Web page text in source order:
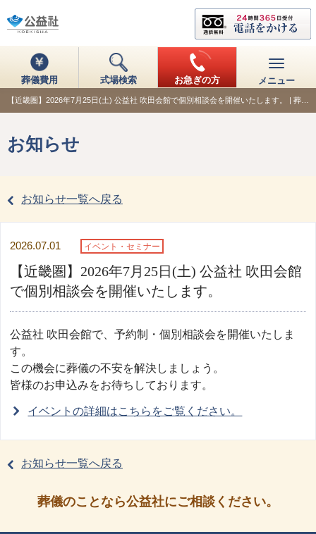
葬儀費用 式場検索 お急ぎの方 メニュー
【近畿圏】2026年7月25日(土) 公益社 吹田会館で個別相談会を開催いたします。 | 葬…
お知らせ
お知らせ一覧へ戻る
2026.07.01 イベント・セミナー
【近畿圏】2026年7月25日(土) 公益社 吹田会館
で個別相談会を開催いたします。
公益社 吹田会館で、予約制・個別相談会を開催いたしま
す。
この機会に葬儀の不安を解決しましょう。
皆様のお申込みをお待ちしております。
イベントの詳細はこちらをご覧ください。
お知らせ一覧へ戻る
葬儀のことなら公益社にご相談ください。